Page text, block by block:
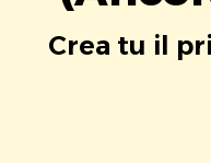
Crea tu il